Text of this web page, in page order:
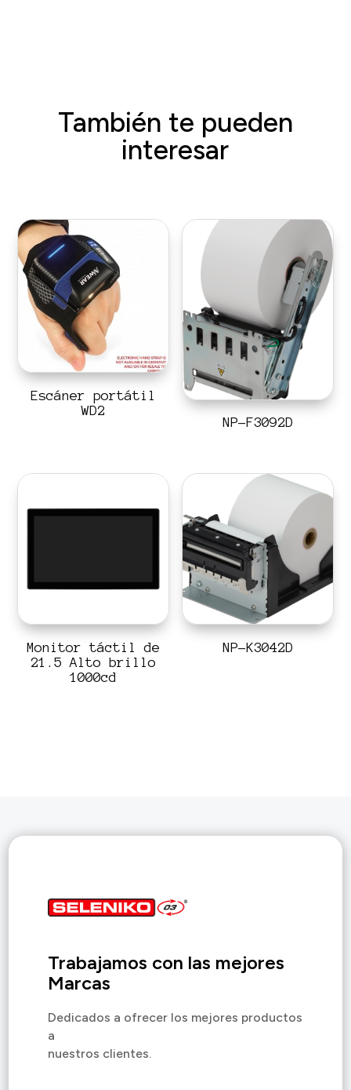
También te pueden
interesar
Escáner portátil
WD2
NP-F3092D
Monitor táctil de
21.5 Alto brillo
1000cd
NP-K3042D
Trabajamos con las mejores
Marcas
Dedicados a ofrecer los mejores productos
a
nuestros clientes.